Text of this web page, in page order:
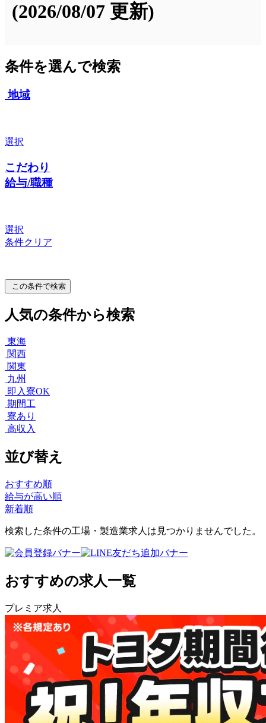
(2026/08/07 更新)
条件を選んで検索
地域
選択
こだわり
給与/職種
選択
条件クリア
この条件で検索
人気の条件から検索
東海
関西
関東
九州
即入寮OK
期間工
寮あり
高収入
並び替え
おすすめ順
給与が高い順
新着順
検索した条件の工場・製造業求人は見つかりませんでした。
おすすめの求人一覧
プレミア求人